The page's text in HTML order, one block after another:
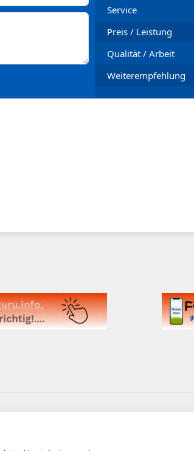
Service
Preis / Leistung
Qualität / Arbeit
Weiterempfehlung